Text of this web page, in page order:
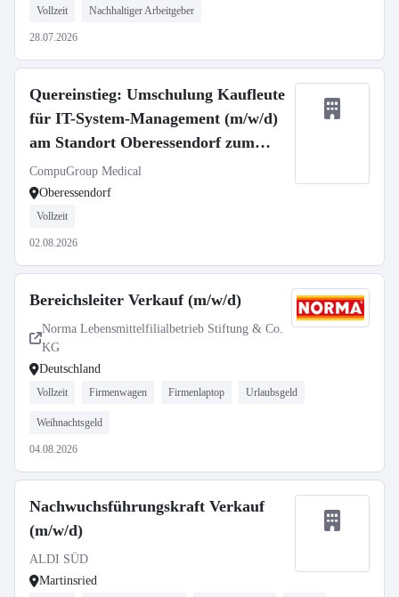
Vollzeit Nachhaltiger Arbeitgeber
28.07.2026
Quereinstieg: Umschulung Kaufleute
für IT-System-Management (m/w/d)
am Standort Oberessendorf zum
01.09.2026
CompuGroup Medical
Oberessendorf
Vollzeit
02.08.2026
Bereichsleiter Verkauf (m/w/d)
Norma Lebensmittelfilialbetrieb Stiftung & Co.
KG
Deutschland
Vollzeit Firmenwagen Firmenlaptop Urlaubsgeld
Weihnachtsgeld
04.08.2026
Nachwuchsführungskraft Verkauf
(m/w/d)
ALDI SÜD
Martinsried